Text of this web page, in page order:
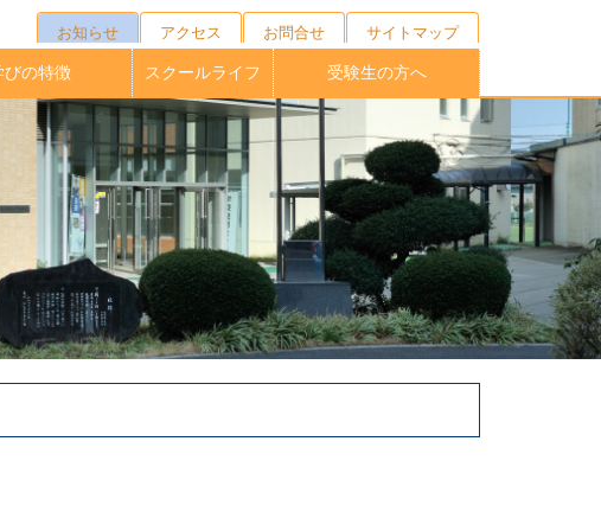
お知らせ アクセス お問合せ サイトマップ
びの特徴
一貫教育
教育課程
語力の育成
ッシュキャンプ
学期留学
ブラーニング
理科教育
進路指導
指定校制度
後クラブ
スクールライフ
１日の流れ
年間行事
部活動
施設紹介
制服紹介
桐蔭祭
受験生の方へ
受験生向けNEWS
オープンスクール
学校説明会・外部相談会